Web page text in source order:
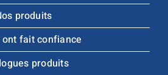
produits
ont fait confiance
produits